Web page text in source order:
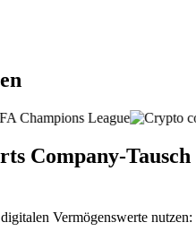
Company-Tausch
Vermögenswerte nutzen: